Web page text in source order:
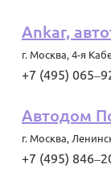
Ankar,
г. Москва, 4-я
+7 (495)
Автодом
г. Москва,
+7 (495)